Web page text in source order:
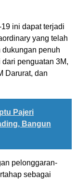
ini dapat terjadi
yang telah
penuh
penguatan 3M,
Darurat, dan
Pajeri
Bangun
pelonggaran-
sebagai